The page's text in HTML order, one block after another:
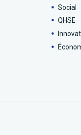
Social
QHSE